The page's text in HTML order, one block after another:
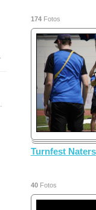
174Fotos
Turnfest
40Fotos